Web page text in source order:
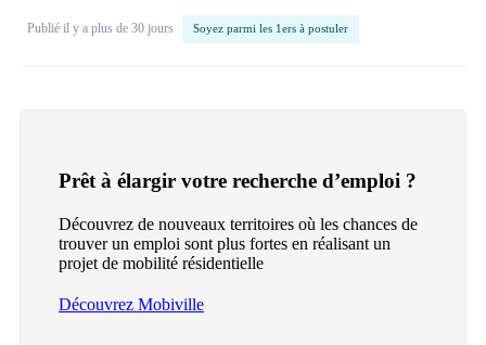
Publié il y a plus de 30 jours Soyez parmi les 1ers à postuler
Prêt à élargir votre recherche d’emploi ?
Découvrez de nouveaux territoires où les chances de
trouver un emploi sont plus fortes en réalisant un
projet de mobilité résidentielle
Découvrez Mobiville